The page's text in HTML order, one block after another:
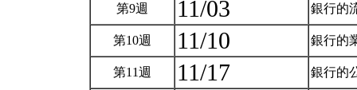
第9週 11/03 銀行的
第10週 11/10 銀行的
第11週 11/17 銀行的